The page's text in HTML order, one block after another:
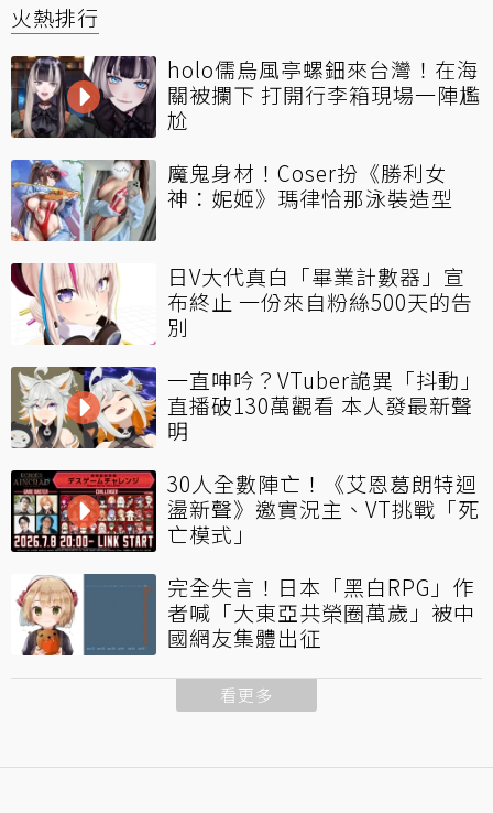
火熱排行
holo儒烏風亭螺鈿來台灣！在海
關被攔下 打開行李箱現場一陣尷
尬
魔鬼身材！Coser扮《勝利女
神：妮姬》瑪律恰那泳裝造型
日V大代真白「畢業計數器」宣
布終止 一份來自粉絲500天的告
別
一直呻吟？VTuber詭異「抖動」
直播破130萬觀看 本人發最新聲
明
30人全數陣亡！《艾恩葛朗特迴
盪新聲》邀實況主、VT挑戰「死
亡模式」
完全失言！日本「黑白RPG」作
者喊「大東亞共榮圈萬歲」被中
國網友集體出征
看更多